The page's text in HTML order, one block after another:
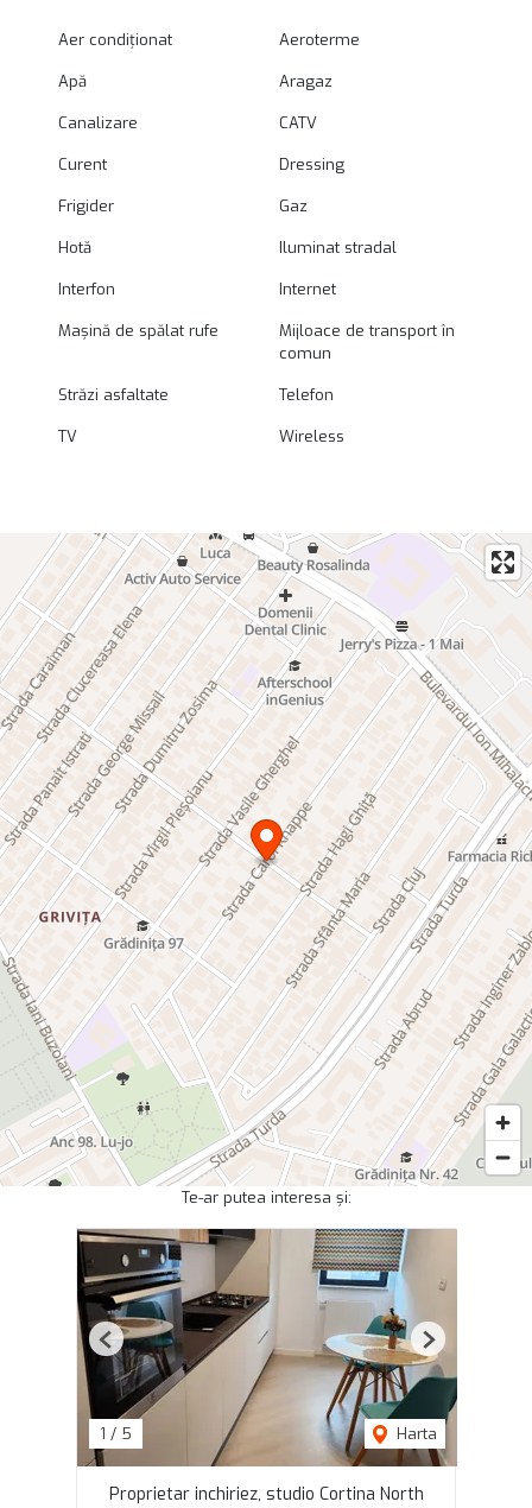
Aer condiționat Aeroterme
Apă Aragaz
Canalizare CATV
Curent Dressing
Frigider Gaz
Hotă Iluminat stradal
Interfon Internet
Mașină de spălat rufe
Mijloace de transport în
comun
Străzi asfaltate Telefon
TV Wireless
Te-ar putea interesa și:
1 / 5 Harta
Previous Next
Proprietar inchiriez, studio Cortina North